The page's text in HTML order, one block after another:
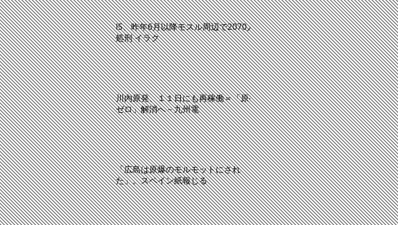
IS、昨年6月以降モスル周辺で2070人
処刑 イラク
川内原発、１１日にも再稼働＝「原発
ゼロ」解消へ－九州電
「広島は原爆のモルモットにされ
た」。スペイン紙報じる